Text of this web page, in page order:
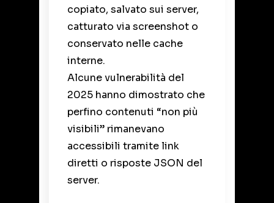
copiato, salvato sui server,
catturato via screenshot o
conservato nelle cache
interne.
Alcune vulnerabilità del
2025 hanno dimostrato che
perfino contenuti “non più
visibili” rimanevano
accessibili tramite link
diretti o risposte JSON del
server.